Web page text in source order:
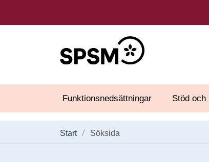
Funktionsnedsättningar Stöd och
Start Söksida